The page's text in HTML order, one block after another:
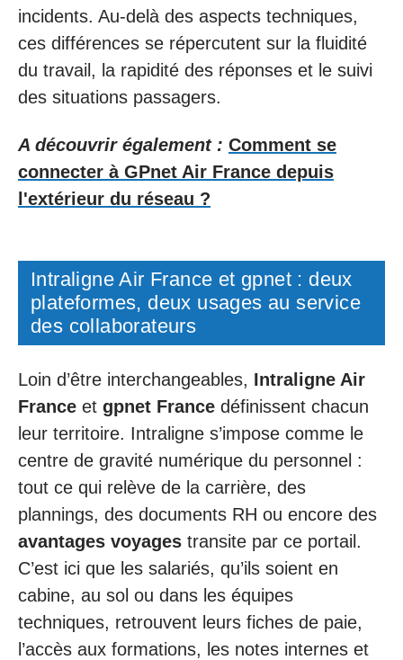
incidents. Au-delà des aspects techniques,
ces différences se répercutent sur la fluidité
du travail, la rapidité des réponses et le suivi
des situations passagers.
A découvrir également : Comment se
connecter à GPnet Air France depuis
l'extérieur du réseau ?
Intraligne Air France et gpnet : deux
plateformes, deux usages au service
des collaborateurs
Loin d’être interchangeables, Intraligne Air
France et gpnet France définissent chacun
leur territoire. Intraligne s’impose comme le
centre de gravité numérique du personnel :
tout ce qui relève de la carrière, des
plannings, des documents RH ou encore des
avantages voyages transite par ce portail.
C’est ici que les salariés, qu’ils soient en
cabine, au sol ou dans les équipes
techniques, retrouvent leurs fiches de paie,
l’accès aux formations, les notes internes et